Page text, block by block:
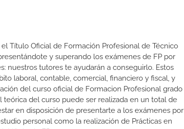
Título Oficial de Formación Profesional de Técnico
y superando los exámenes de FP por
nuestros tutores te ayudarán a conseguirlo. Estos
laboral, contable, comercial, financiero y fiscal, y
del curso oficial de Formacion Profesional grado
teórica del curso puede ser realizada en un total de
en disposición de presentarte a los exámenes por
personal como la realización de Prácticas en